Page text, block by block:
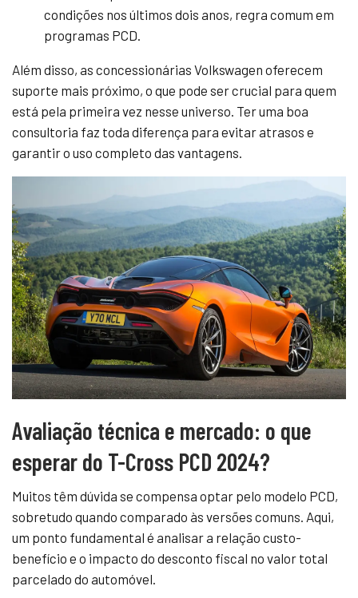
condições nos últimos dois anos, regra comum em
programas PCD.
Além disso, as concessionárias Volkswagen oferecem
suporte mais próximo, o que pode ser crucial para quem
está pela primeira vez nesse universo. Ter uma boa
consultoria faz toda diferença para evitar atrasos e
garantir o uso completo das vantagens.
Avaliação técnica e mercado: o que
esperar do T-Cross PCD 2024?
Muitos têm dúvida se compensa optar pelo modelo PCD,
sobretudo quando comparado às versões comuns. Aqui,
um ponto fundamental é analisar a relação custo-
benefício e o impacto do desconto fiscal no valor total
parcelado do automóvel.